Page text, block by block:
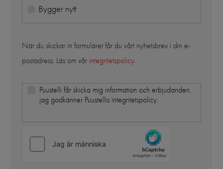
Bygger nytt
När du skickar in formuläret får du vårt nyhetsbrev i din e-
postadress. Läs om vår integritetspolicy
Puustelli får skicka mig information och erbjudanden,
jag godkänner Puustellis integritetspolicy.